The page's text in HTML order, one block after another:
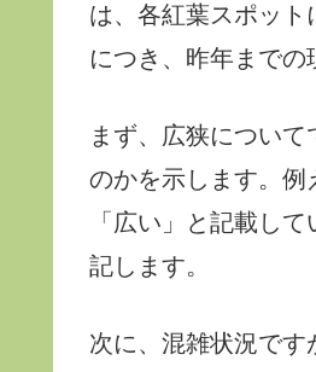
は、各紅葉スポッ
につき、昨年までの
まず、広狭につい
のかを示します。例
「広い」と記載し
記します。
次に、混雑状況です